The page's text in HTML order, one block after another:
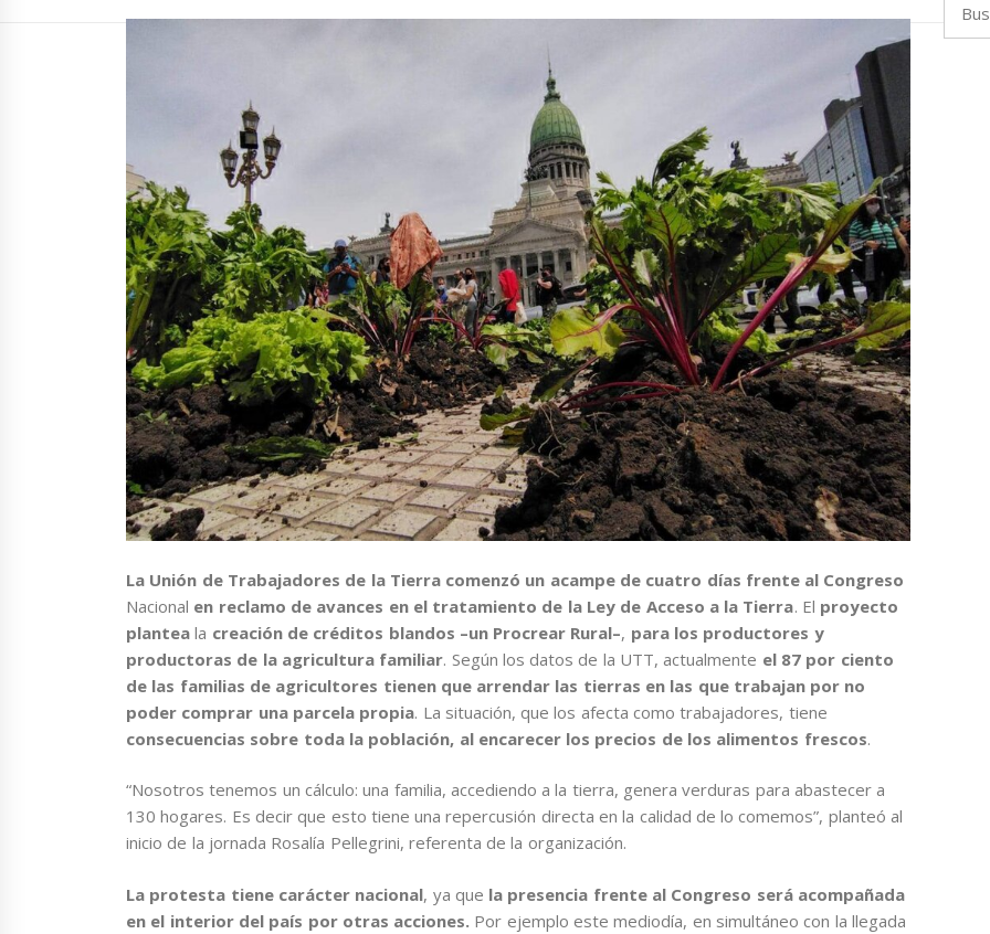
La Unión de Trabajadores de la Tierra comenzó un acampe de cuatro días frente al Congreso
Nacional en reclamo de avances en el tratamiento de la Ley de Acceso a la Tierra. El proyecto
plantea la creación de créditos blandos –un Procrear Rural–, para los productores y
productoras de la agricultura familiar. Según los datos de la UTT, actualmente el 87 por ciento
de las familias de agricultores tienen que arrendar las tierras en las que trabajan por no
poder comprar una parcela propia. La situación, que los afecta como trabajadores, tiene
consecuencias sobre toda la población, al encarecer los precios de los alimentos frescos.
“Nosotros tenemos un cálculo: una familia, accediendo a la tierra, genera verduras para abastecer a
130 hogares. Es decir que esto tiene una repercusión directa en la calidad de lo comemos”, planteó al
inicio de la jornada Rosalía Pellegrini, referenta de la organización.
La protesta tiene carácter nacional, ya que la presencia frente al Congreso será acompañada
en el interior del país por otras acciones. Por ejemplo este mediodía, en simultáneo con la llegada